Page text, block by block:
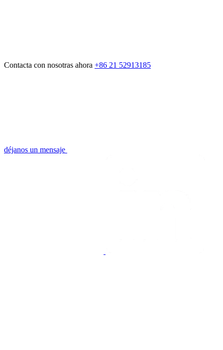
Contacta con nosotras ahora +86 21 52913185
déjanos un mensaje